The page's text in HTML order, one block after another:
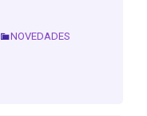
NOVEDADES